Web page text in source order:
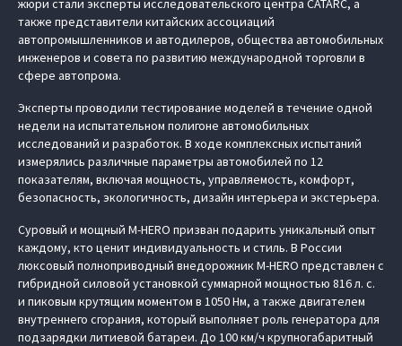
жюри стали эксперты исследовательского центра CATARC, а
также представители китайских ассоциаций
автопромышленников и автодилеров, общества автомобильных
инженеров и совета по развитию международной торговли в
сфере автопрома.
Эксперты проводили тестирование моделей в течение одной
недели на испытательном полигоне автомобильных
исследований и разработок. В ходе комплексных испытаний
измерялись различные параметры автомобилей по 12
показателям, включая мощность, управляемость, комфорт,
безопасность, экологичность, дизайн интерьера и экстерьера.
Суровый и мощный M‑HERO призван подарить уникальный опыт
каждому, кто ценит индивидуальность и стиль. В России
люксовый полноприводный внедорожник M‑HERO представлен с
гибридной силовой установкой суммарной мощностью 816 л. с.
и пиковым крутящим моментом в 1050 Нм, а также двигателем
внутреннего сгорания, который выполняет роль генератора для
подзарядки литиевой батареи. До 100 км/ч крупногабаритный